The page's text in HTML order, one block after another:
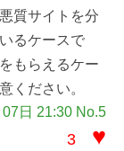
質サイトを分
るケースで
もらえるケー
ください。
日 21:30 No.5
3 ♥